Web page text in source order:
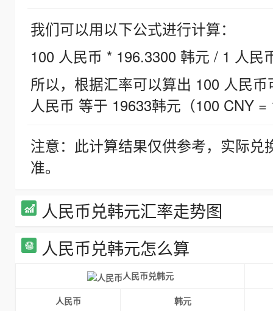
我们可以用以下公式进行计算：
100 人民币 * 196.3300 韩元 / 1 人民
所以，根据汇率可以算出 100 人民
人民币 等于 19633韩元（100 CNY =
注意：此计算结果仅供参考，实际
准。
人民币兑韩元汇率走势图
人民币兑韩元怎么算
人民币兑韩元
人民币
韩元